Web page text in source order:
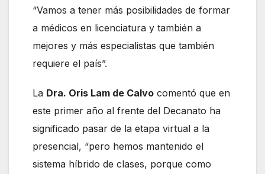
“Vamos a tener más posibilidades de formar
a médicos en licenciatura y también a
mejores y más especialistas que también
requiere el país”.
La Dra. Oris Lam de Calvo comentó que en
este primer año al frente del Decanato ha
significado pasar de la etapa virtual a la
presencial, “pero hemos mantenido el
sistema híbrido de clases, porque como